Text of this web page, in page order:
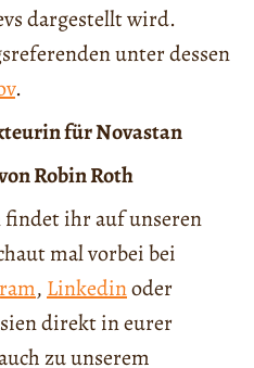
dargestellt wird.
unter dessen
.
für Novastan
Robin Roth
findet ihr auf unseren
mal vorbei bei
, Linkedinoder
direkt in eurer
zu unserem